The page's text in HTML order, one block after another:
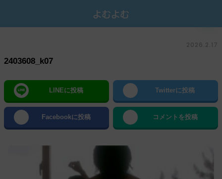
2026.2.17
2403608_k07
LINEに投稿 Twitterに投稿
Facebookに投稿 コメントを投稿